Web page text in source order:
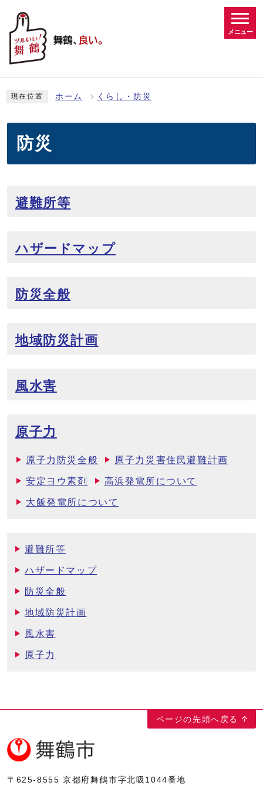
メニュー
現在位置 ホーム くらし・防災
防災
避難所等
ハザードマップ
防災全般
地域防災計画
風水害
原子力
原子力防災全般 原子力災害住民避難計画
安定ヨウ素剤 高浜発電所について
大飯発電所について
避難所等
ハザードマップ
防災全般
地域防災計画
風水害
原子力
ページの先頭へ戻る
〒625-8555 京都府舞鶴市字北吸1044番地